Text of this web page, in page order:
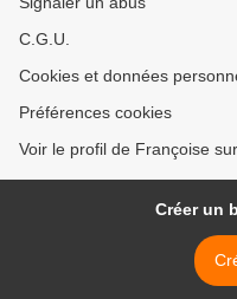
C.G.U.
Cookies et données
Préférences cookies
Voir le profil de Françoise
Créer un